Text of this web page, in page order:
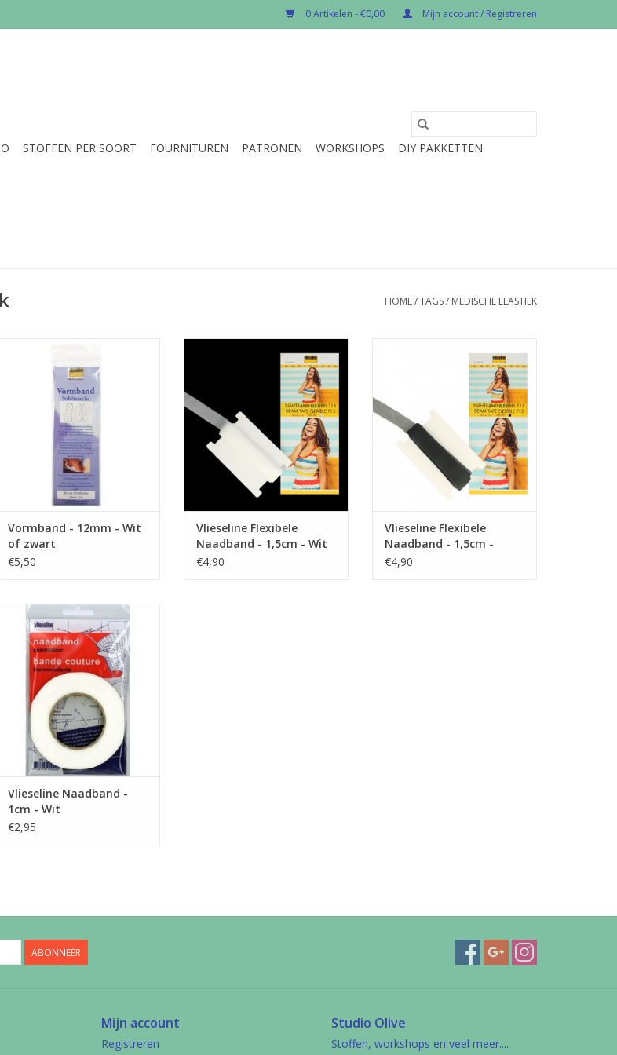
0 Artikelen - €0,00 Mijn account / Registreren
STOFFEN PER SOORT FOURNITUREN PATRONEN WORKSHOPS
DIY PAKKETTEN
HOME/TAGS/ MEDISCHE ELASTIEK
Vormband - 12mm - Wit of zwart
TOEVOEGEN AAN WINKELWAGEN
Vormband - 12mm - Wit
of zwart
€5,50
Flexibele Naadband - 1,5cm - Wit
Vlieseline Flexibele
Naadband - 1,5cm - Wit
€4,90
Flexibele Naadband - 1,5cm -
TOEVOEGEN AAN WINKELWAGEN
Vlieseline Flexibele
Naadband - 1,5cm -
Zwart
€4,90
Prijs per 12,5 m
Naadband - 1cm - Wit
TOEVOEGEN AAN WINKELWAGEN
Vlieseline Naadband -
1cm - Wit
€2,95
ABONNEER
Mijn account
Registreren
Studio Olive
Stoffen, workshops en veel meer....